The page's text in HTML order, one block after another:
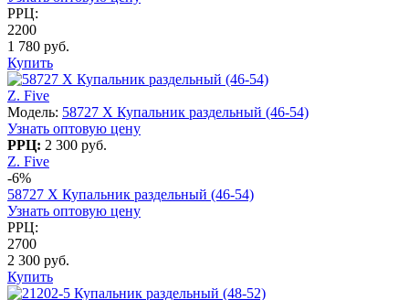
РРЦ:
2200
1 780 руб.
Купить
Z. Five
Модель: 58727 X Купальник раздельный (46-54)
Узнать оптовую цену
РРЦ: 2 300 руб.
Z. Five
-6%
58727 X Купальник раздельный (46-54)
Узнать оптовую цену
РРЦ:
2700
2 300 руб.
Купить